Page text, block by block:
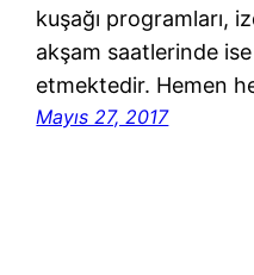
kuşağı programları,
akşam saatlerinde
etmektedir. Hemen
Mayıs 27, 2017